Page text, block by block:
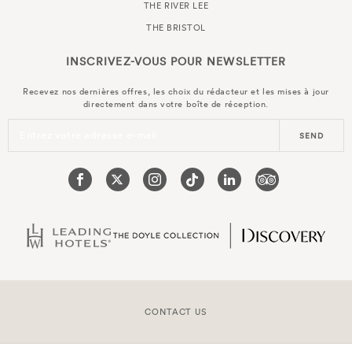
THE RIVER LEE
THE BRISTOL
INSCRIVEZ-VOUS POUR NEWSLETTER
Recevez nos dernières offres, les choix du rédacteur et les mises à jour
directement dans votre boîte de réception.
SEND
CONTACT US